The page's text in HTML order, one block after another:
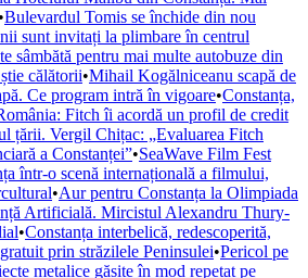
•Bulevardul Tomis se închide din nou
sunt invitați la plimbare în centrul
sâmbătă pentru mai multe autobuze din
călătorii•Mihail Kogălniceanu scapă de
Ce program intră în vigoare•Constanța,
Fitch îi acordă un profil de credit
țării. Vergil Chițac: „Evaluarea Fitch
a Constanței”•SeaWave Film Fest
într-o scenă internațională a filmului,
•Aur pentru Constanța la Olimpiada
Artificială. Mircistul Alexandru Thury-
•Constanța interbelică, redescoperită,
prin străzilele Peninsulei•Pericol pe
metalice găsite în mod repetat pe